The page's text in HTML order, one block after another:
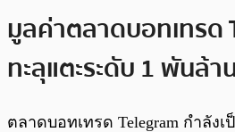
มูลค่าตลาดบอทเทรด
ทะลุแตะระดับ 1 พันล้
ตลาดบอทเทรด Telegram กำลัง